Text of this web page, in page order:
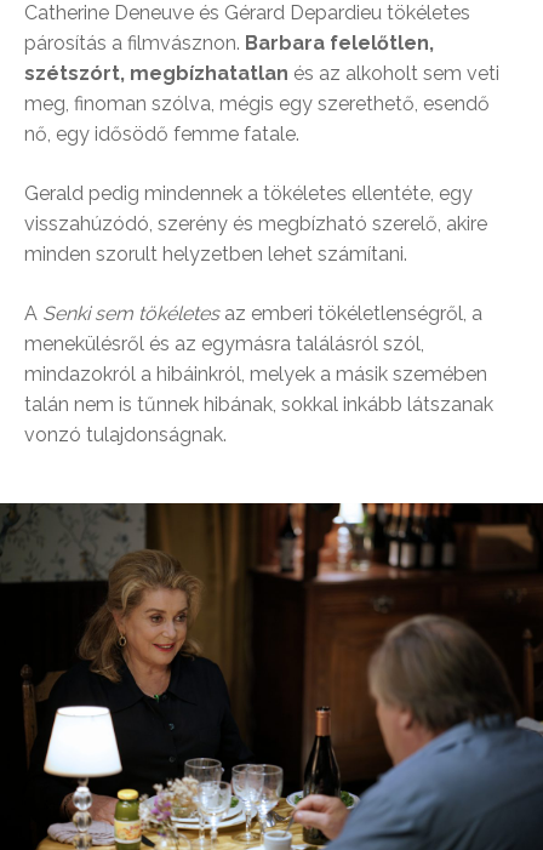
Catherine Deneuve és Gérard Depardieu tökéletes
párosítás a filmvásznon. Barbara felelőtlen,
szétszórt, megbízhatatlan és az alkoholt sem veti
meg, finoman szólva, mégis egy szerethető, esendő
nő, egy idősödő femme fatale.
Gerald pedig mindennek a tökéletes ellentéte, egy
visszahúzódó, szerény és megbízható szerelő, akire
minden szorult helyzetben lehet számítani.
A Senki sem tökéletesaz emberi tökéletlenségről, a
menekülésről és az egymásra találásról szól,
mindazokról a hibáinkról, melyek a másik szemében
talán nem is tűnnek hibának, sokkal inkább látszanak
vonzó tulajdonságnak.